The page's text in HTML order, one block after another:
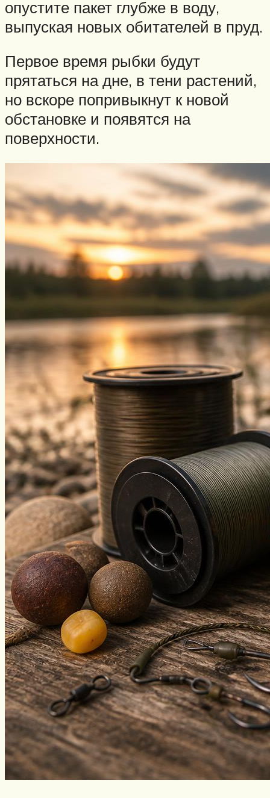
опустите пакет глубже в воду,
выпуская новых обитателей в пруд.
Первое время рыбки будут
прятаться на дне, в тени растений,
но вскоре попривыкнут к новой
обстановке и появятся на
поверхности.